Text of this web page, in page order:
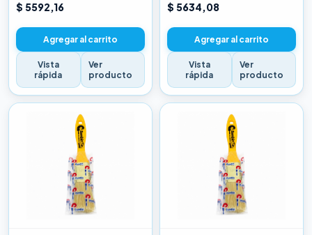
$ 5592,16
Agregar al carrito
Vista
rápida
Ver
producto
$ 5634,08
Agregar al carrito
Vista
rápida
Ver
producto